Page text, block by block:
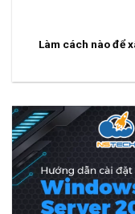
Làm cách nào để